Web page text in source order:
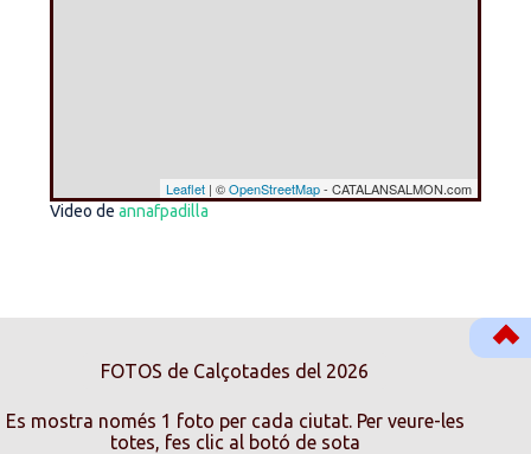
Leaflet | ©OpenStreetMap- CATALANSALMON.com
Video de annafpadilla
FOTOS de Calçotades del 2026
Es mostra només 1 foto per cada ciutat. Per veure-les
totes, fes clic al botó de sota